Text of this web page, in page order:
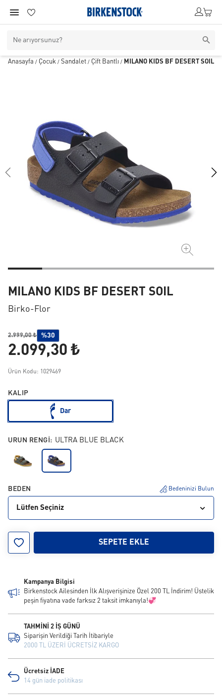
Anasayfa / Çocuk / Sandalet / Çift Bantlı / MILANO KIDS BF DESERT SOIL
MILANO KIDS BF DESERT SOIL
Birko-Flor
2.999,00 ₺ %30
2.099,30 ₺
Ürün Kodu: 1029469
KALIP
Dar
URUN RENGI: ULTRA BLUE BLACK
BEDEN Bedeninizi Bulun
Lütfen Seçiniz
33 34 35
SEPETE EKLE
Kampanya Bilgisi
Birkenstock Ailesinden İlk Alışverişinize Özel 200 TL İndirim! Üstelik
peşin fiyatına vade farksız 2 taksit imkanıyla!💞
TAHMİNİ 2 İŞ GÜNÜ
Siparişin Verildiği Tarih İtibariyle
2000 TL ÜZERİ ÜCRETSİZ KARGO
Ücretsiz İADE
14 gün iade politikası